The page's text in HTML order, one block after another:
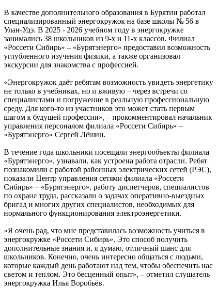
В качестве дополнительного образования в Бурятии работал
специализированный энергокружок на базе школы № 56 в
Улан-Удэ. В 2025 - 2026 учебном году в энергокружке
занимались 38 школьников из 9-х и 11-х классов. Филиал
«Россети Сибирь» – «Бурятэнерго» предоставил возможность
углубленного изучения физики, а также организовал
экскурсии для знакомства с профессией.
«Энергокружок даёт ребятам возможность увидеть энергетику
не только в учебниках, но и вживую – через встречи со
специалистами и погружение в реальную профессиональную
среду. Для кого-то из участников это может стать первым
шагом к будущей профессии», – прокомментировал начальник
управления персоналом филиала «Россети Сибирь» –
«Бурятэнерго» Сергей Лёшин.
В течение года школьники посещали энергообъекты филиала
«Бурятэнерго», узнавали, как устроена работа отрасли. Ребят
познакомили с работой районных электрических сетей (РЭС),
показали Центр управления сетями филиала «Россети
Сибирь» – «Бурятэнерго», работу диспетчеров, специалистов
по охране труда, рассказали о задачах оперативно-выездных
бригад и многих других специалистов, необходимых для
нормального функционирования электроэнергетики.
«Я очень рад, что мне представилась возможность учиться в
энергокружке «Россети Сибирь». Это способ получить
дополнительные знания и, я думаю, отличный шанс для
школьников. Конечно, очень интересно общаться с людьми,
которые каждый день работают над тем, чтобы обеспечить нас
светом и теплом. Это бесценный опыт», – отметил слушатель
энергокружка Илья Воробьëв.